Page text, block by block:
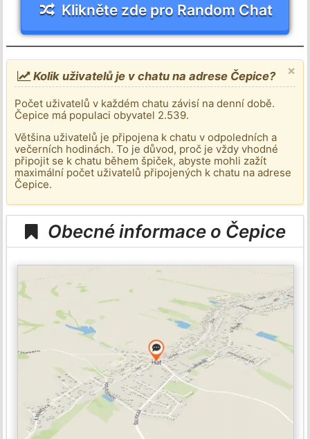
Klikněte zde pro Random Chat
×
Kolik uživatelů je v chatu na adrese Čepice?
Počet uživatelů v každém chatu závisí na denní době.
Čepice má populaci obyvatel 2.539.
Většina uživatelů je připojena k chatu v odpoledních a
večerních hodinách. To je důvod, proč je vždy vhodné
připojit se k chatu během špiček, abyste mohli zažít
maximální počet uživatelů připojených k chatu na adrese
Čepice.
Obecné informace o Čepice